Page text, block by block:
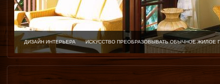
ДИЗАЙН ИНТЕРЬЕРА ИСКУССТВО ПРЕОБРАЗОВЫВАТЬ ОБЫЧНОЕ